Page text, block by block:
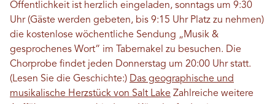
Öffentlichkeit ist herzlich eingeladen, sonntags um 9:30
Uhr (Gäste werden gebeten, bis 9:15 Uhr Platz zu nehmen)
die kostenlose wöchentliche Sendung „Musik &
gesprochenes Wort“ im Tabernakel zu besuchen. Die
Chorprobe findet jeden Donnerstag um 20:00 Uhr statt.
(Lesen Sie die Geschichte:) Das geographische und
musikalische Herzstück von Salt Lake Zahlreiche weitere